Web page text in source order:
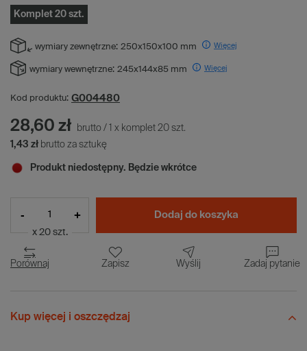
Komplet 20 szt.
wymiary zewnętrzne: 250x150x100 mm Więcej
wymiary wewnętrzne: 245x144x85 mm Więcej
Kod produktu: G004480
28,60 zł brutto / 1 x komplet 20 szt.
1,43 zł brutto za sztukę
Produkt niedostępny. Będzie wkrótce
- +
x 20 szt.
Dodaj do koszyka
Porównaj Zapisz Wyślij Zadaj pytanie
Kup więcej i oszczędzaj